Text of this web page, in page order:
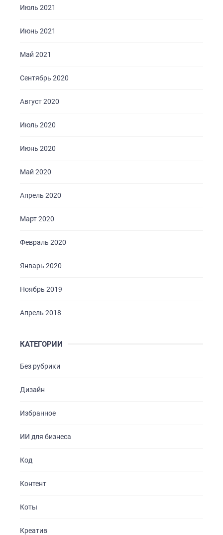
Июль 2021
Июнь 2021
Май 2021
Сентябрь 2020
Август 2020
Июль 2020
Июнь 2020
Май 2020
Апрель 2020
Март 2020
Февраль 2020
Январь 2020
Ноябрь 2019
Апрель 2018
КАТЕГОРИИ
Без рубрики
Дизайн
Избранное
ИИ для бизнеса
Код
Контент
Коты
Креатив